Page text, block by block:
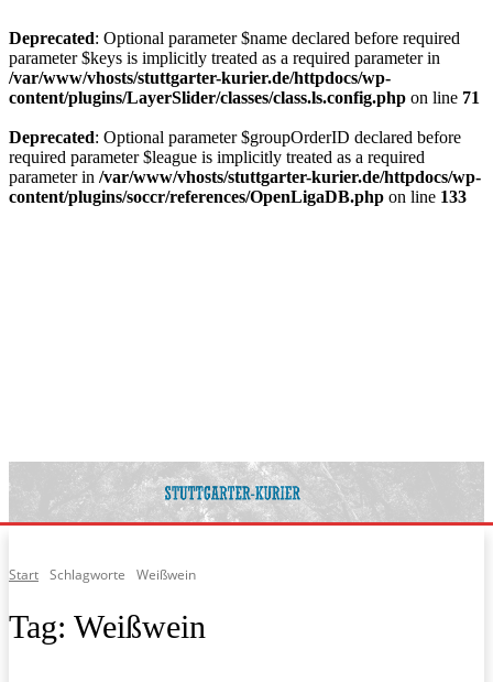
Deprecated: Optional parameter $name declared before required
parameter $keys is implicitly treated as a required parameter in
/var/www/vhosts/stuttgarter-kurier.de/httpdocs/wp-
content/plugins/LayerSlider/classes/class.ls.config.php on line 71
Deprecated: Optional parameter $groupOrderID declared before
required parameter $league is implicitly treated as a required
parameter in /var/www/vhosts/stuttgarter-kurier.de/httpdocs/wp-
content/plugins/soccr/references/OpenLigaDB.php on line 133
Start Schlagworte Weißwein
Tag: Weißwein